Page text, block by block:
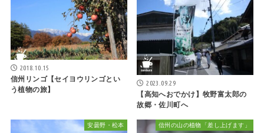
2018.10.15
信州リンゴ【セイヨウリンゴとい
う植物の旅】
2023.09.29
【高知へおでかけ】牧野富太郎の
故郷・佐川町へ
安曇野・松本 信州の山の植物「差し上げます」